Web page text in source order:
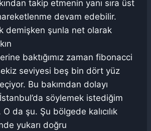
takip etmenin yanı sıra üst
devam edebilir.
demişken şunla net olarak
baktığımız zaman fibonacci
seviyesi beş bin dört yüz
Bu bakımdan dolayı
söylemek istediğim
da şu. Şu bölgede kalıcılık
yukarı doğru